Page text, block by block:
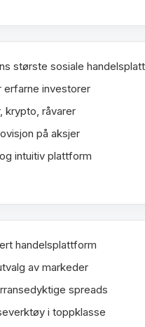
største sosiale
erfarne investorer
krypto, råvarer
på aksjer
intuitiv plattform
handelsplattform
av markeder
spreads
i toppklasse